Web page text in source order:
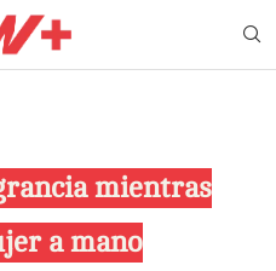
mientras
a mano